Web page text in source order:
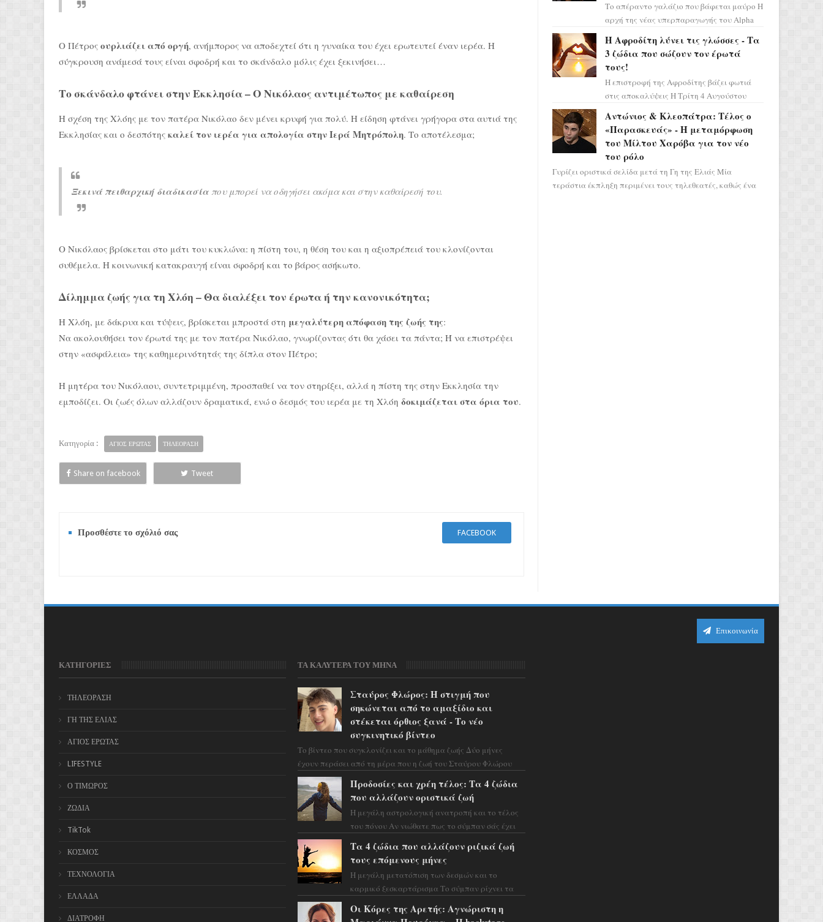
Ο Πέτρος ουρλιάζει από οργή, ανήμπορος να αποδεχτεί ότι η γυναίκα του έχει ερωτευτεί έναν ιερέα. Η
σύγκρουση ανάμεσά τους είναι σφοδρή και το σκάνδαλο μόλις έχει ξεκινήσει…
Το σκάνδαλο φτάνει στην Εκκλησία – Ο Νικόλαος αντιμέτωπος με καθαίρεση
Η σχέση της Χλόης με τον πατέρα Νικόλαο δεν μένει κρυφή για πολύ. Η είδηση φτάνει γρήγορα στα αυτιά της
Εκκλησίας και ο δεσπότης καλεί τον ιερέα για απολογία στην Ιερά Μητρόπολη. Το αποτέλεσμα;
Ξεκινά πειθαρχική διαδικασία που μπορεί να οδηγήσει ακόμα και στην καθαίρεσή του.
Ο Νικόλαος βρίσκεται στο μάτι του κυκλώνα: η πίστη του, η θέση του και η αξιοπρέπειά του κλονίζονται
συθέμελα. Η κοινωνική κατακραυγή είναι σφοδρή και το βάρος ασήκωτο.
Δίλημμα ζωής για τη Χλόη – Θα διαλέξει τον έρωτα ή την κανονικότητα;
Η Χλόη, με δάκρυα και τύψεις, βρίσκεται μπροστά στη μεγαλύτερη απόφαση της ζωής της:
Να ακολουθήσει τον έρωτά της με τον πατέρα Νικόλαο, γνωρίζοντας ότι θα χάσει τα πάντα; Ή να επιστρέψει
στην «ασφάλεια» της καθημερινότητάς της δίπλα στον Πέτρο;
Η μητέρα του Νικόλαου, συντετριμμένη, προσπαθεί να τον στηρίξει, αλλά η πίστη της στην Εκκλησία την
εμποδίζει. Οι ζωές όλων αλλάζουν δραματικά, ενώ ο δεσμός του ιερέα με τη Χλόη δοκιμάζεται στα όρια του.
Κατηγορία : ΑΓΙΟΣ ΕΡΩΤΑΣ ΤΗΛΕΟΡΑΣΗ
Share on facebook Tweet
Προσθέστε το σχόλιό σας FACEBOOK
Το απέραντο γαλάζιο που βάφεται μαύρο Η
αρχή της νέας υπερπαραγωγής του Alpha
πλημμυρισμένο από...
Η Αφροδίτη λύνει τις γλώσσες - Τα
3 ζώδια που σώζουν τον έρωτά
τους!
Η επιστροφή της Αφροδίτης βάζει φωτιά
στις αποκαλύψεις Η Τρίτη 4 Αυγούστου
ορόσημο, καθώς η Αφροδίτη πρ...
Αντώνιος & Κλεοπάτρα: Τέλος ο
«Παρασκευάς» - Η μεταμόρφωση
του Μίλτου Χαρόβα για τον νέο
του ρόλο
Γυρίζει οριστικά σελίδα μετά τη Γη της Ελιάς Μία
τεράστια έκπληξη περιμένει τους τηλεθεατές, καθώς ένα
Επικοινωνία
ΚΑΤΗΓΟΡΙΕΣ
ΤΗΛΕΟΡΑΣΗ
ΓΗ ΤΗΣ ΕΛΙΑΣ
ΑΓΙΟΣ ΕΡΩΤΑΣ
LIFESTYLE
Ο ΤΙΜΩΡΟΣ
ΖΩΔΙΑ
TikTok
ΚΟΣΜΟΣ
ΤΕΧΝΟΛΟΓΙΑ
ΕΛΛΑΔΑ
ΔΙΑΤΡΟΦΗ
ΤΑ ΚΑΛΥΤΕΡΑ ΤΟΥ ΜΗΝΑ
Σταύρος Φλώρος: Η στιγμή που
σηκώνεται από το αμαξίδιο και
στέκεται όρθιος ξανά - Το νέο
συγκινητικό βίντεο
Το βίντεο που συγκλονίζει και το μάθημα ζωής Δύο μήνες
έχουν περάσει από τη μέρα που η ζωή του Σταύρου Φλώρου
άλλαξε για πάντα. Ο πρώην...Προδοσίες και χρέη τέλος: Τα 4 ζώδια
που αλλάζουν οριστικά ζωή
Η μεγάλη αστρολογική ανατροπή και το τέλος
του πόνου Αν νιώθατε πως το σύμπαν σάς έχει
βαθιά α...
Τα 4 ζώδια που αλλάζουν ριζικά ζωή
τους επόμενους μήνες
Η μεγάλη μετατόπιση των δεσμών και το
καρμικό ξεσκαρτάρισμα Το σύμπαν ρίχνει τα
προειδοποιεί: οι σελην...
Οι Κόρες της Αρετής: Αγνώριστη η